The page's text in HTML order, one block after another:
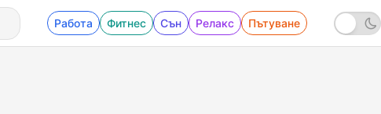
Работа Фитнес Сън Релакс Пътуване